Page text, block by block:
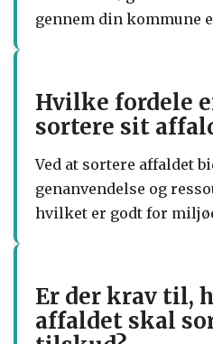
gennem din kommune
Hvilke fordele
sortere sit
Ved at sortere affaldet
genanvendelse og
hvilket er godt for
Er der krav til,
affaldet skal